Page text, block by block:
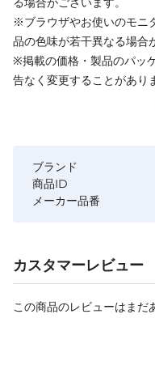
※ブラウザやお使いのモニ
品の色味が若干異なる場合
※掲載の価格・製品のパッ
告なく変更することがあり
ブランド
商品ID
メーカー品番
カスタマーレビュー
この商品のレビューはまだ